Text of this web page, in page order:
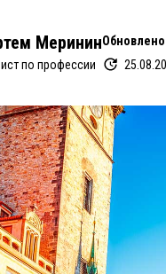
Меринин
по профессии
Обновлено